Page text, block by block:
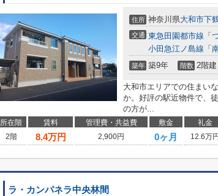
住所 神奈川県大和市下
交通 東急田園都市線 「
小田急江ノ島線 「
築年 築9年 階数 2階建
大和市エリアでの住まい
か。好評の駅近物件で、
の方が...
所在階 賃料 管理費・共益費 敷金 礼金
2階
8.4万円 2,900円 0ヶ月 12.6万円
ラ・カンパネラ中央林間